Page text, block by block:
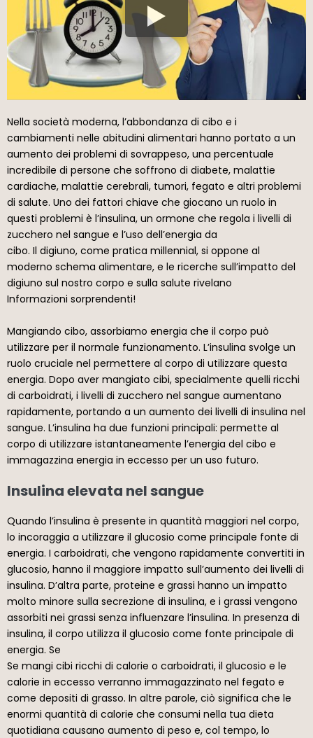
Nella società moderna, l’abbondanza di cibo e i
cambiamenti nelle abitudini alimentari hanno portato a un
aumento dei problemi di sovrappeso, una percentuale
incredibile di persone che soffrono di diabete, malattie
cardiache, malattie cerebrali, tumori, fegato e altri problemi
di salute. Uno dei fattori chiave che giocano un ruolo in
questi problemi è l’insulina, un ormone che regola i livelli di
zucchero nel sangue e l’uso dell’energia da
cibo. Il digiuno, come pratica millennial, si oppone al
moderno schema alimentare, e le ricerche sull’impatto del
digiuno sul nostro corpo e sulla salute rivelano
Informazioni sorprendenti!
Mangiando cibo, assorbiamo energia che il corpo può
utilizzare per il normale funzionamento. L’insulina svolge un
ruolo cruciale nel permettere al corpo di utilizzare questa
energia. Dopo aver mangiato cibi, specialmente quelli ricchi
di carboidrati, i livelli di zucchero nel sangue aumentano
rapidamente, portando a un aumento dei livelli di insulina nel
sangue. L’insulina ha due funzioni principali: permette al
corpo di utilizzare istantaneamente l’energia del cibo e
immagazzina energia in eccesso per un uso futuro.
Insulina elevata nel sangue
Quando l’insulina è presente in quantità maggiori nel corpo,
lo incoraggia a utilizzare il glucosio come principale fonte di
energia. I carboidrati, che vengono rapidamente convertiti in
glucosio, hanno il maggiore impatto sull’aumento dei livelli di
insulina. D’altra parte, proteine e grassi hanno un impatto
molto minore sulla secrezione di insulina, e i grassi vengono
assorbiti nei grassi senza influenzare l’insulina. In presenza di
insulina, il corpo utilizza il glucosio come fonte principale di
energia. Se
Se mangi cibi ricchi di calorie o carboidrati, il glucosio e le
calorie in eccesso verranno immagazzinato nel fegato e
come depositi di grasso. In altre parole, ciò significa che le
enormi quantità di calorie che consumi nella tua dieta
quotidiana causano aumento di peso e, col tempo, lo